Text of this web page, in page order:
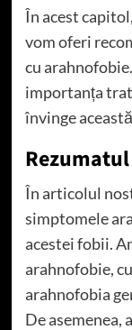
În acest
vom oferi
cu
importanța
învinge
În articolul
simptomele
acestei fobii.
arahnofobie,
arahnofobia
De asemenea,